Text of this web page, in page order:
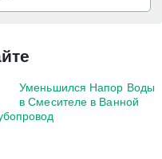
Уменьшился Напор Воды
в Смесителе в Ванной